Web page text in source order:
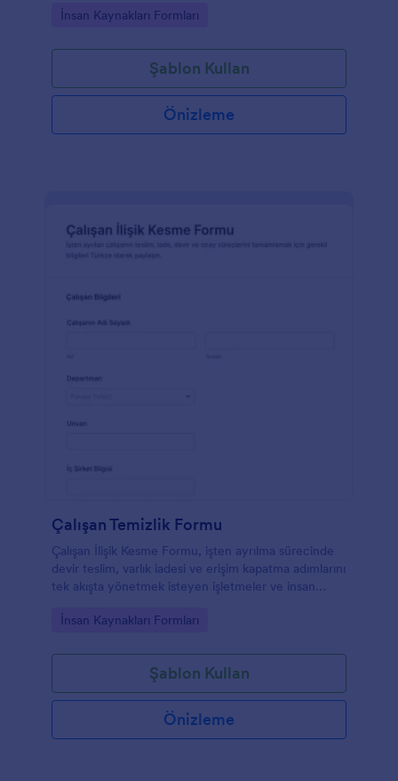
Go to Category:
İnsan Kaynakları Formları
Şablon Kullan
Önizleme
Çalışan Temizlik Formu
Çalışan İlişik Kesme Formu, işten ayrılma sürecinde
devir teslim, varlık iadesi ve erişim kapatma adımlarını
tek akışta yönetmek isteyen işletmeler ve insan
Go to Category:
İnsan Kaynakları Formları
Şablon Kullan
Önizleme